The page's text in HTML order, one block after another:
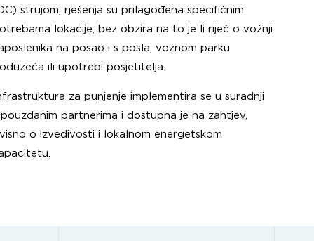
strujom, rješenja su prilagođena specifičnim
lokacije, bez obzira na to je li riječ o vožnji
na posao i s posla, voznom parku
ili upotrebi posjetitelja.
za punjenje implementira se u suradnji
partnerima i dostupna je na zahtjev,
o izvedivosti i lokalnom energetskom